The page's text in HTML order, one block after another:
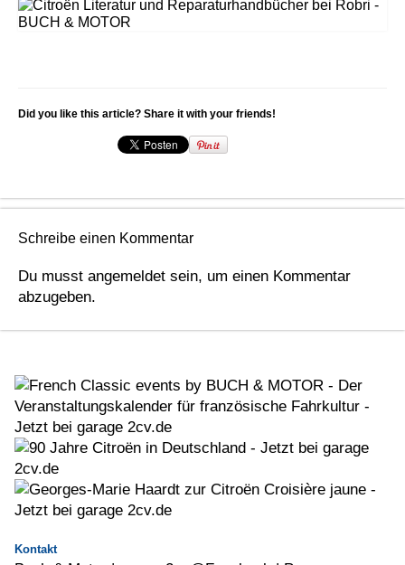
Did you like this article? Share it with your friends!
Schreibe einen Kommentar
Du musst angemeldet sein, um einen Kommentar
abzugeben.
Kontakt